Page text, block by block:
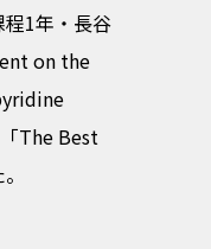
1年・長谷
on the
The Best